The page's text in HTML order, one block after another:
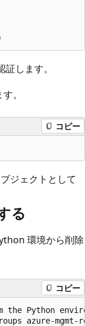
します。
。
コピー
ジェクトとして
る
環境から削除
コピー
Python